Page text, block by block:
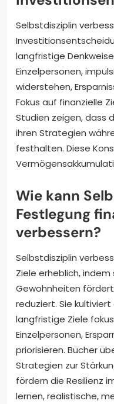
Selbstdisziplin
langfristige
Einzelpersonen,
widerstehen,
Fokus auf finanzielle
Studien zeigen, dass
ihren Strategien
festhalten. Diese
Wie kann
Festlegung
verbessern?
Selbstdisziplin
Ziele erheblich,
Gewohnheiten
reduziert. Sie
langfristige Ziele
Einzelpersonen,
priorisieren. Bücher
Strategien zur
fördern die Resilienz
lernen, realistische,